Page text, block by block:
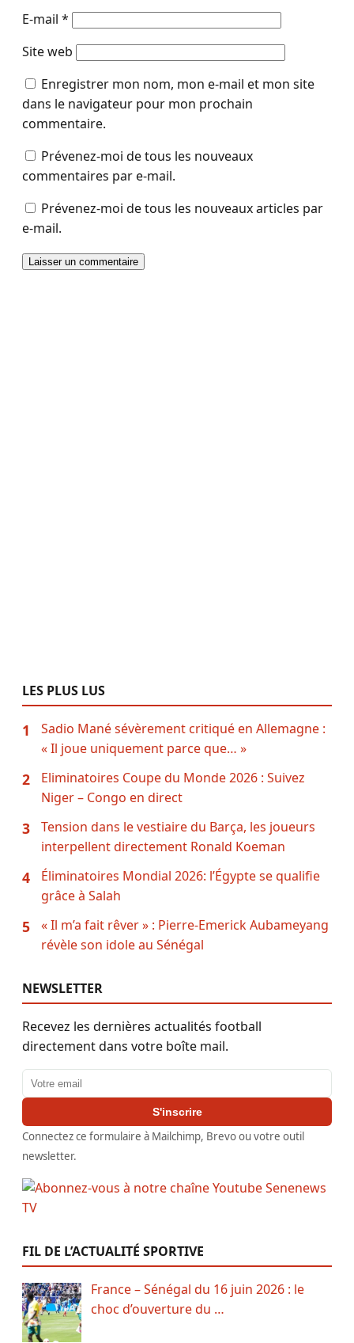
E-mail *
Site web
Enregistrer mon nom, mon e-mail et mon site
dans le navigateur pour mon prochain
commentaire.
Prévenez-moi de tous les nouveaux
commentaires par e-mail.
Prévenez-moi de tous les nouveaux articles par
e-mail.
LES PLUS LUS
1
Sadio Mané sévèrement critiqué en Allemagne :
« Il joue uniquement parce que… »
2
Eliminatoires Coupe du Monde 2026 : Suivez
Niger – Congo en direct
3
Tension dans le vestiaire du Barça, les joueurs
interpellent directement Ronald Koeman
4
Éliminatoires Mondial 2026: l’Égypte se qualifie
grâce à Salah
5
« Il m’a fait rêver » : Pierre-Emerick Aubameyang
révèle son idole au Sénégal
NEWSLETTER
Recevez les dernières actualités football
directement dans votre boîte mail.
Adresse email
S'inscrire
Connectez ce formulaire à Mailchimp, Brevo ou votre outil
newsletter.
FIL DE L’ACTUALITÉ SPORTIVE
France – Sénégal du 16 juin 2026 : le
choc d’ouverture du …